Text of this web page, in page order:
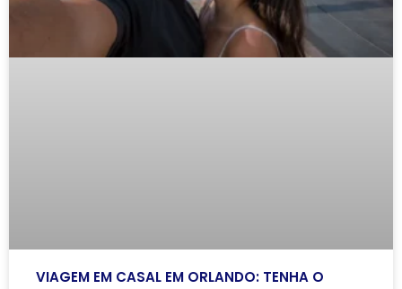
VIAGEM EM CASAL EM ORLANDO: TENHA O